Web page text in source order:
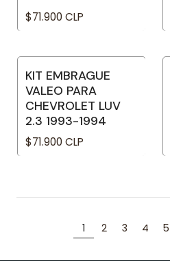
$71.900 CLP
No disponible
KIT EMBRAGUE
VALEO PARA
CHEVROLET LUV
2.3 1993-1994
$71.900 CLP
1 2 3 4 5